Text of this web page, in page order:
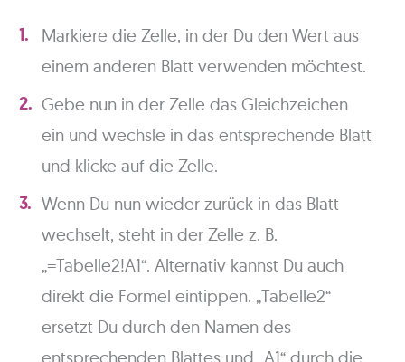
Markiere die Zelle, in der Du den Wert aus
einem anderen Blatt verwenden möchtest.
Gebe nun in der Zelle das Gleichzeichen
ein und wechsle in das entsprechende Blatt
und klicke auf die Zelle.
Wenn Du nun wieder zurück in das Blatt
wechselt, steht in der Zelle z. B.
„=Tabelle2!A1“. Alternativ kannst Du auch
direkt die Formel eintippen. „Tabelle2“
ersetzt Du durch den Namen des
entsprechenden Blattes und „A1“ durch die